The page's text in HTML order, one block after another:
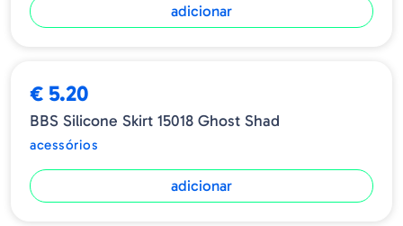
adicionar
€ 5.20
BBS Silicone Skirt 15018 Ghost Shad
acessórios
adicionar